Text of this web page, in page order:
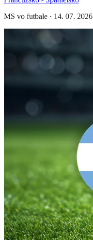
MS vo futbale · 14. 07. 2026